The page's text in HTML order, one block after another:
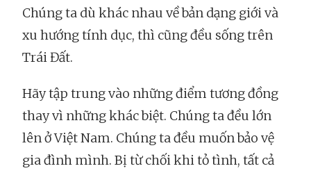
Chúng ta dù khác nhau về bản dạng giới và
xu hướng tính dục, thì cũng đều sống trên
Trái Đất.
Hãy tập trung vào những điểm tương đồng
thay vì những khác biệt. Chúng ta đều lớn
lên ở Việt Nam. Chúng ta đều muốn bảo vệ
gia đình mình. Bị từ chối khi tỏ tình, tất cả